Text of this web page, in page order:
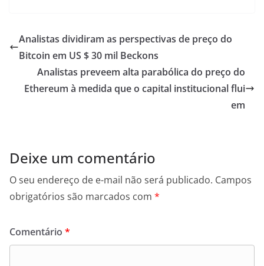
Analistas dividiram as perspectivas de preço do
Bitcoin em US $ 30 mil Beckons
Analistas preveem alta parabólica do preço do
Ethereum à medida que o capital institucional flui
em
Deixe um comentário
O seu endereço de e-mail não será publicado. Campos
obrigatórios são marcados com *
Comentário *